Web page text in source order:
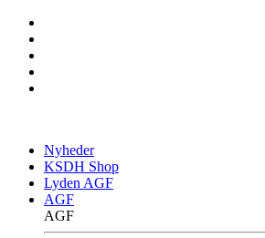
Nyheder
KSDH Shop
Lyden AGF
AGF
AGF